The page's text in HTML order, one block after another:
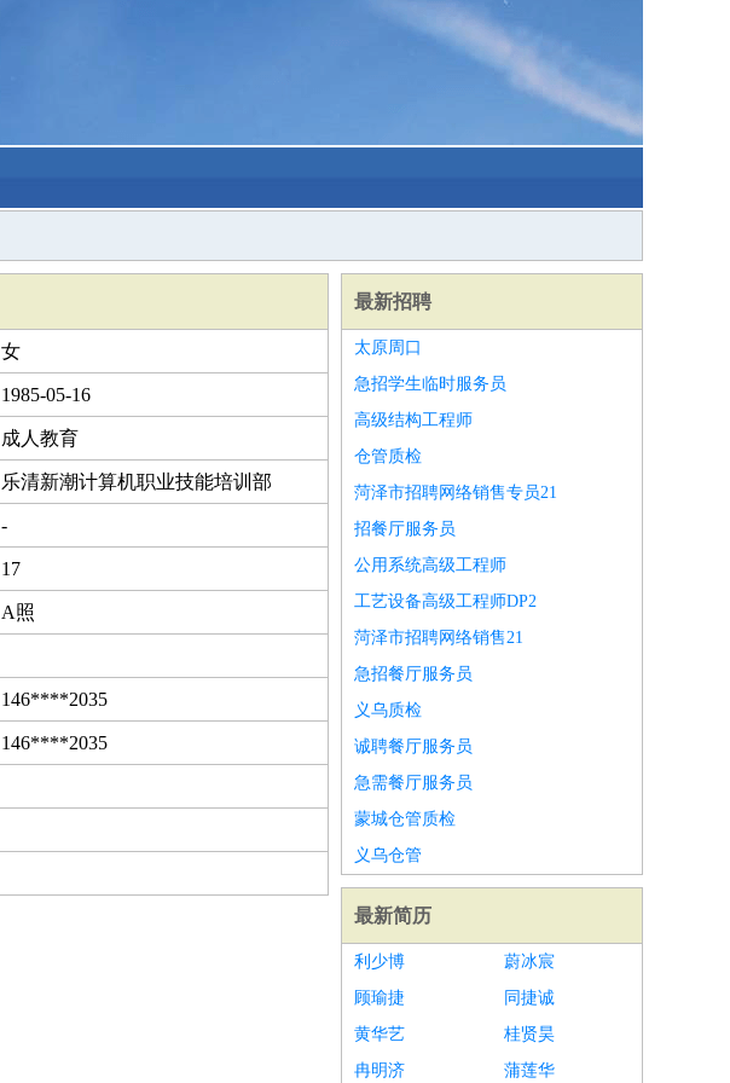
女
1985-05-16
成人教育
乐清新潮计算机职业技能培训部
-
17
A照
146****2035
146****2035
最新招聘
太原周口
急招学生临时服务员
高级结构工程师
仓管质检
菏泽市招聘网络销售专员21
招餐厅服务员
公用系统高级工程师
工艺设备高级工程师DP2
菏泽市招聘网络销售21
急招餐厅服务员
义乌质检
诚聘餐厅服务员
急需餐厅服务员
蒙城仓管质检
义乌仓管
最新简历
利少博
蔚冰宸
顾瑜捷
同捷诚
黄华艺
桂贤昊
冉明济
蒲莲华